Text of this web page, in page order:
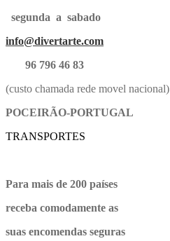
segunda a sabado
info@divertarte.com
96 796 46 83
(custo chamada rede movel nacional)
POCEIRÃO-PORTUGAL
TRANSPORTES
Para mais de 200 países
receba comodamente as
suas encomendas seguras